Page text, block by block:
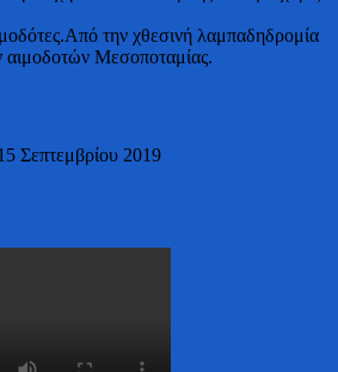
την χθεσινή λαμπαδηδρομία
αιμοδοτών Μεσοποταμίας.
Σεπτεμβρίου 2019